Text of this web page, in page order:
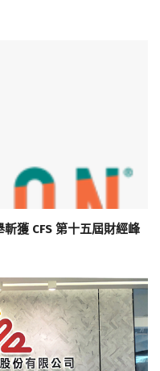
獲 CFS 第十五屆財經峰